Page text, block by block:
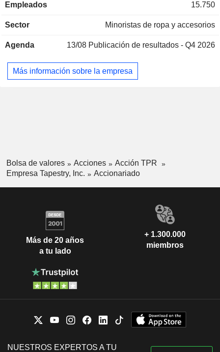
Portugal
0,02 %
China
0,02 %
Arabia Saudí
prêt-à-porter, joyería, calzado, regalos, decoración del hogar
accesorios de mujer, artículos para hombre y otros
artículos de piel, entre los que se encuentran minibolsos y
La línea para hombre incluye colecciones de bolsos,
artículos de piel de pequeño formato, calzado, relojes, gafas
Empleados 15.750
Sector Minoristas de ropa y accesorios
Agenda 13/08 Publicación de resultados - Q4 2026
Más información sobre la empresa
Bolsa de valores Acciones
Acción TPR
Empresa Tapestry, Inc.
Accionariado
Más de 20 años
a tu lado
+ 1.300.000
miembros
NUESTROS EXPERTOS A TU